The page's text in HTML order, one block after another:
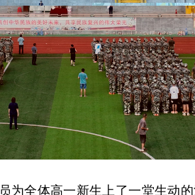
为全体高一新生上了一堂生动